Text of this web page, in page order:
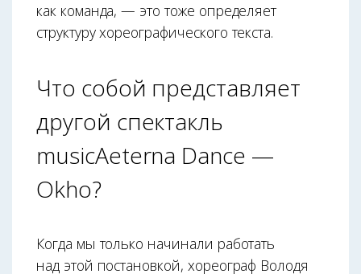
как команда, — это тоже определяет
структуру хореографического текста.
Что собой представляет
другой спектакль
musicAeterna Dance —
Okho?
Когда мы только начинали работать
над этой постановкой, хореограф Володя